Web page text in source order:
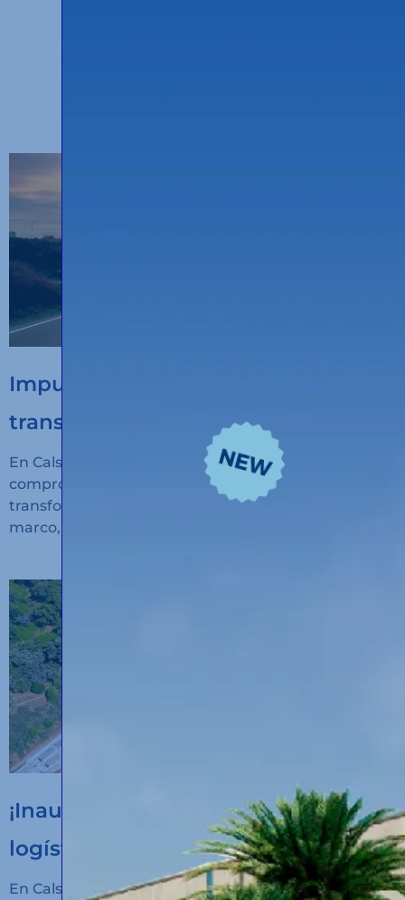
Impulsamos la digitalización del
transporte sostenible
En Calsina Carré seguimos avanzando en nuestro
compromiso con la innovación, la sostenibilidad y la
transformación digital del transporte. En este
marco, hemos recibido financiación
¡Inauguramos un nuevo hub
logístico en Algeciras!
En Calsina Carré hemos inaugurado un nuevo hub